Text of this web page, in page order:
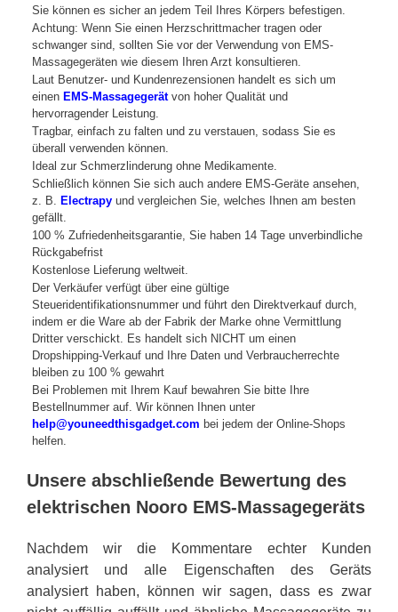
Sie können es sicher an jedem Teil Ihres Körpers befestigen.
Achtung: Wenn Sie einen Herzschrittmacher tragen oder
schwanger sind, sollten Sie vor der Verwendung von EMS-
Massagegeräten wie diesem Ihren Arzt konsultieren.
Laut Benutzer- und Kundenrezensionen handelt es sich um
einen EMS-Massagegerätvon hoher Qualität und
hervorragender Leistung.
Tragbar, einfach zu falten und zu verstauen, sodass Sie es
überall verwenden können.
Ideal zur Schmerzlinderung ohne Medikamente.
Schließlich können Sie sich auch andere EMS-Geräte ansehen,
z. B. Electrapy und vergleichen Sie, welches Ihnen am besten
gefällt.
100 % Zufriedenheitsgarantie, Sie haben 14 Tage unverbindliche
Rückgabefrist
Kostenlose Lieferung weltweit.
Der Verkäufer verfügt über eine gültige
Steueridentifikationsnummer und führt den Direktverkauf durch,
indem er die Ware ab der Fabrik der Marke ohne Vermittlung
Dritter verschickt. Es handelt sich NICHT um einen
Dropshipping-Verkauf und Ihre Daten und Verbraucherrechte
bleiben zu 100 % gewahrt
Bei Problemen mit Ihrem Kauf bewahren Sie bitte Ihre
Bestellnummer auf. Wir können Ihnen unter
help@youneedthisgadget.com bei jedem der Online-Shops
helfen.
Unsere abschließende Bewertung des
elektrischen Nooro EMS-Massagegeräts
Nachdem wir die Kommentare echter Kunden
analysiert und alle Eigenschaften des Geräts
analysiert haben, können wir sagen, dass es zwar